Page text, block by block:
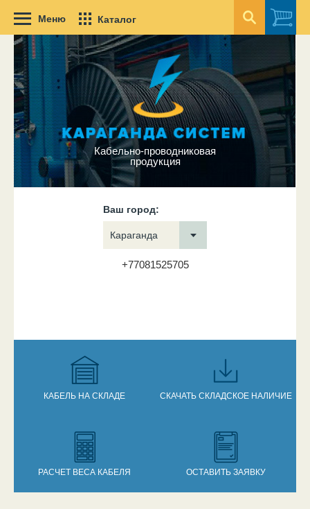
Меню Каталог
Кабельно-проводниковая
продукция
Ваш город:
Караганда
+77081525705
КАБЕЛЬ НА СКЛАДЕ СКАЧАТЬ СКЛАДСКОЕ НАЛИЧИЕ
РАСЧЕТ ВЕСА КАБЕЛЯ ОСТАВИТЬ ЗАЯВКУ